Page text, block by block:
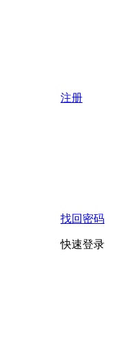
注册
找回密码
快速登录